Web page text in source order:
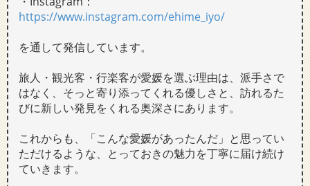
https://www.instagram.com/ehime_iyo/
を通して発信しています。
旅人・観光客・行楽客が愛媛を選ぶ理由は、派手さで
はなく、 そっと寄り添ってくれる優しさと、 訪れるた
びに新しい発見をくれる奥深さにあります。
これからも、「こんな愛媛があったんだ」 と思ってい
ただけるような、 とっておきの魅力を丁寧に届け続け
ていきます。